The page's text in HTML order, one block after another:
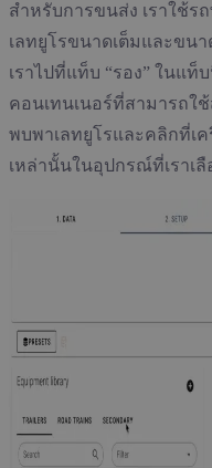
สำหรับการขนส่ง เราใช้ร
เลทยูโรขนาดเต็มและขน
เราไปที่แท็บ “รอง” ในแท็
คอนเทนเนอร์ที่สามารถใ
พบพาเลทยูโรและคลิกที่เค
เหล่านั้นในอุปกรณ์ที่เราเลื